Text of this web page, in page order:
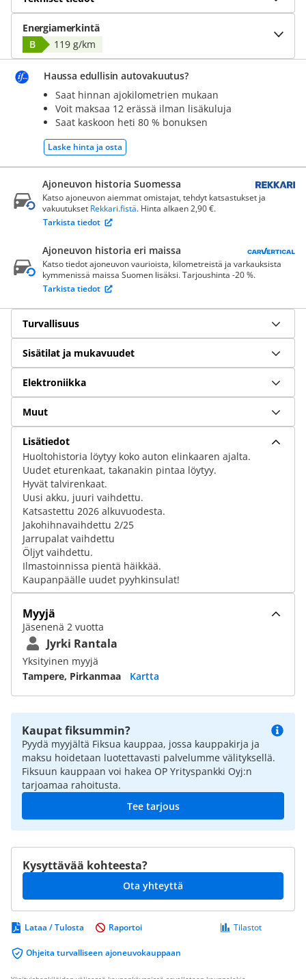
Energiamerkintä
B
119 g/km
Haussa edullisin autovakuutus?
Saat hinnan ajokilometrien mukaan
Voit maksaa 12 erässä ilman lisäkuluja
Saat kaskoon heti 80 % bonuksen
Laske hinta ja osta
Ajoneuvon historia Suomessa
Katso ajoneuvon aiemmat omistajat, tehdyt katsastukset ja
vakuutukset Rekkari.fistä. Hinta alkaen 2,90 €.
Tarkista tiedot
Ajoneuvon historia eri maissa
Katso tiedot ajoneuvon vaurioista, kilometreistä ja varkauksista
kymmenissä maissa Suomen lisäksi. Tarjoushinta -20 %.
Tarkista tiedot
Turvallisuus
Sisätilat ja mukavuudet
Elektroniikka
Muut
Lisätiedot
Huoltohistoria löytyy koko auton elinkaaren ajalta.
Uudet eturenkaat, takanakin pintaa löytyy.
Hyvät talvirenkaat.
Uusi akku, juuri vaihdettu.
Katsastettu 2026 alkuvuodesta.
Jakohihnavaihdettu 2/25
Jarrupalat vaihdettu
Öljyt vaihdettu.
Ilmastoinnissa pientä häikkää.
Kaupanpäälle uudet pyyhkinsulat!
Myyjä
Jäsenenä 2 vuotta
Jyrki Rantala
Yksityinen myyjä
Tampere, Pirkanmaa
Kartta
Kaupat fiksummin?
Pyydä myyjältä Fiksua kauppaa, jossa kauppakirja ja
maksu hoidetaan luotettavasti palvelumme välityksellä.
Fiksuun kauppaan voi hakea OP Yrityspankki Oyj:n
tarjoamaa rahoitusta.
Tee tarjous
Kysyttävää kohteesta?
Ota yhteyttä
Lataa / Tulosta
Ohjeita turvalliseen ajoneuvokauppaan
Tilastot
Raportoi